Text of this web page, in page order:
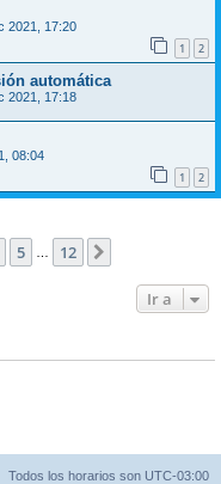
2021, 17:20
1 2
automática
2021, 17:18
08:04
1 2
5 12
Ir a
Todos los horarios son UTC-03:00